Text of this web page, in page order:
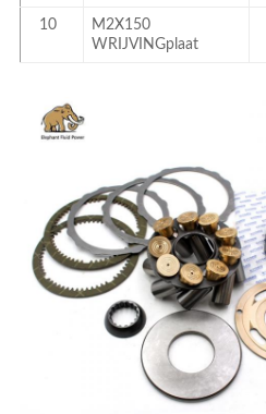
10
M2X150
WRIJVINGplaat